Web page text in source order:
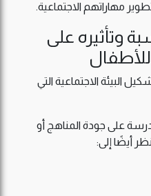
مهاراتهم الاجتماعية.
وتأثيره على
للأطفال
البيئة الاجتماعية التي
على جودة المناهج أو
أيضًا إلى: